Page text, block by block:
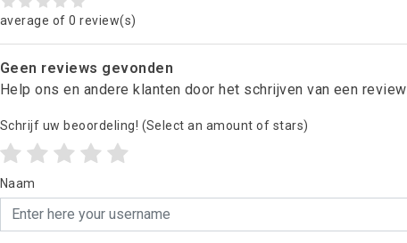
average of 0 review(s)
Geen reviews gevonden
Help ons en andere klanten door het schrijven van een review
Schrijf uw beoordeling! (Select an amount of stars)
Naam